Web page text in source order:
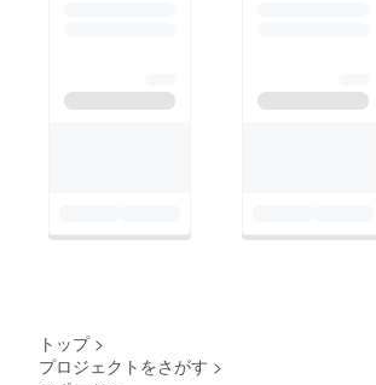
トップ >
プロジェクトをさがす >